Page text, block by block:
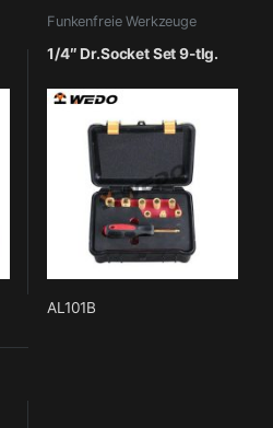
Funkenfreie Werkzeuge
1/4″ Dr.Socket Set 9-tlg.
AL101B